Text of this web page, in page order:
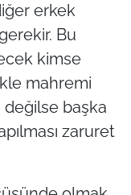
erkek
Bu
kimse
mahremi
değilse başka
zaruret